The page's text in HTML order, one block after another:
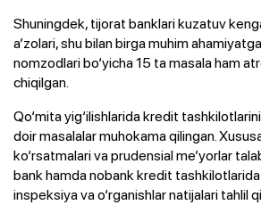
Shuningdek, tijorat banklari kuzatuv
a’zolari, shu bilan birga muhim
nomzodlari bo‘yicha 15 ta masala ham
chiqilgan.
Qo‘mita yig‘ilishlarida kredit
doir masalalar muhokama qilingan.
ko‘rsatmalari va prudensial me’yorlar
bank hamda nobank kredit
inspeksiya va o‘rganishlar natijalari tahlil